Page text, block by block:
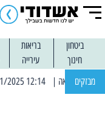
ביטחון בריאות
חינוך
עירייה
מבזקים | 12:14 13/01/2025 אחרי שבוע: הוסר איסור הרחצה בחופי אשדוד